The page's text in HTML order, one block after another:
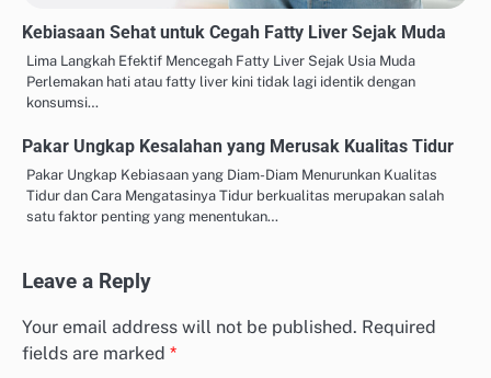
Kebiasaan Sehat untuk Cegah Fatty Liver Sejak Muda
Lima Langkah Efektif Mencegah Fatty Liver Sejak Usia Muda
Perlemakan hati atau fatty liver kini tidak lagi identik dengan
konsumsi…
Pakar Ungkap Kesalahan yang Merusak Kualitas Tidur
Pakar Ungkap Kebiasaan yang Diam-Diam Menurunkan Kualitas
Tidur dan Cara Mengatasinya Tidur berkualitas merupakan salah
satu faktor penting yang menentukan…
Leave a Reply
Your email address will not be published. Required
fields are marked *